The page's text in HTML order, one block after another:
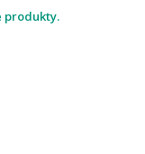
produkty.